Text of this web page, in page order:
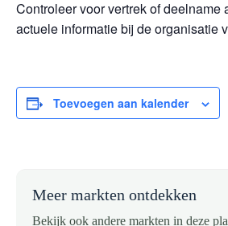
Controleer voor vertrek of deelname
actuele informatie bij de organisatie
Toevoegen aan kalender
Meer markten ontdekken
Bekijk ook andere markten in deze